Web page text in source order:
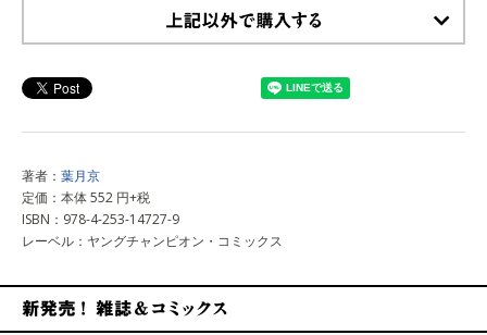
著者： 葉月京
定価：本体 552 円+税
ISBN：978-4-253-14727-9
レーベル：ヤングチャンピオン・コミックス